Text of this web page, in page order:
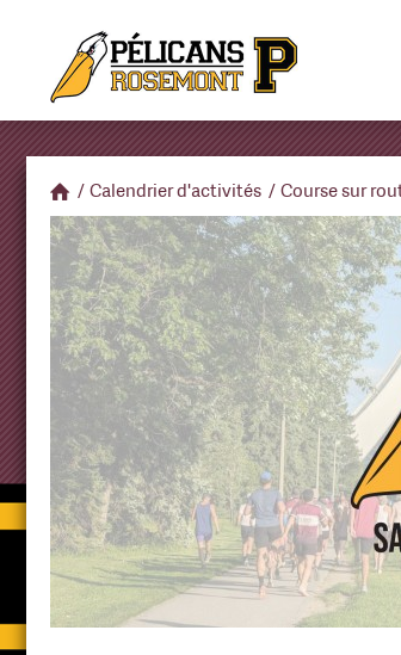
/ Calendrier d'activités / Course sur